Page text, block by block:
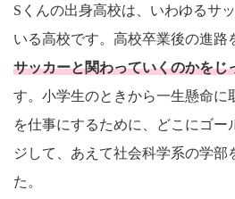
Sくんの出身高校は、いわゆるサ
いる高校です。高校卒業後の進路
サッカーと関わっていくのかをじ
す。小学生のときから一生懸命に
を仕事にするために、どこにゴー
ジして、あえて社会科学系の学部
た。